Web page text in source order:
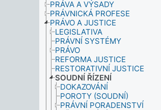
PRÁVA A VÝSADY
PRÁVNICKÁ PROFESE
PRÁVO A JUSTICE
LEGISLATIVA
PRÁVNÍ SYSTÉMY
PRÁVO
REFORMA JUSTICE
RESTORATIVNÍ JUSTICE
SOUDNÍ ŘÍZENÍ
DOKAZOVÁNÍ
POROTY (SOUDNÍ)
PRÁVNÍ PORADENSTVÍ